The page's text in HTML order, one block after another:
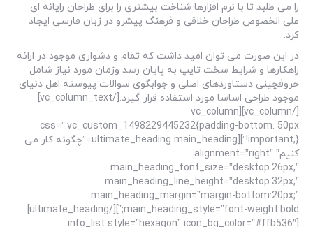
را می طلبد تا با نرم افزارها شناخت بیشتری را برای طراحان رایانه ای
علی الخصوص طراحان خلاقی و فرهنگ پیشرو در زبان فارسی ایجاد
کرد.
در این صورت می توان امید داشت که تمام و دشواری موجود در ارائه
راهکارها و شرایط سخت تایپ به پایان رسد وزمان مورد نیاز شامل
حروفچینی دستاوردهای اصلی و جوابگوی سوالات پیوسته اهل دنیای
موجود طراحی اساسا مورد استفاده قرار گیرد.[/vc_column_text]
[/vc_column][vc_column
css=”.vc_custom_1498229445232{padding-bottom: 50px
!important;}”][ultimate_heading main_heading=”چگونه کار می
کنیم” alignment=”right”
main_heading_font_size=”desktop:26px;”
main_heading_line_height=”desktop:32px;”
main_heading_margin=”margin-bottom:20px;”
main_heading_style=”font-weight:bold;”][/ultimate_heading]
[info_list style=”hexagon” icon_bg_color=”#ffb536″